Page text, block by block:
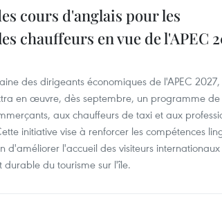
cours d'anglais pour les
chauffeurs en vue de l'APEC
des dirigeants économiques de l'APEC
en œuvre, dès septembre, un programme
aux chauffeurs de taxi et aux
initiative vise à renforcer les compétences
d'améliorer l'accueil des visiteurs
du tourisme sur l'île.